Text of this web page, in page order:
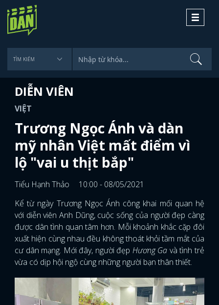
Toggle
DIỄN VIÊN
VIỆT
Trương Ngọc Ánh và dàn
mỹ nhân Việt mất điểm vì
lộ "vai u thịt bắp"
Tiểu Hạnh Thảo
10:00 - 08/05/2021
Kể từ ngày Trương Ngọc Ánh công khai mối quan hệ
với diễn viên Anh Dũng, cuộc sống của người đẹp càng
được dân tình quan tâm hơn. Mỗi khoảnh khắc cặp đôi
xuất hiện cùng nhau đều không thoát khỏi tầm mắt của
cư dân mạng. Mới đây, người đẹp Hương Ga và tình trẻ
vừa có dịp hội ngộ cùng những người bạn thân thiết.